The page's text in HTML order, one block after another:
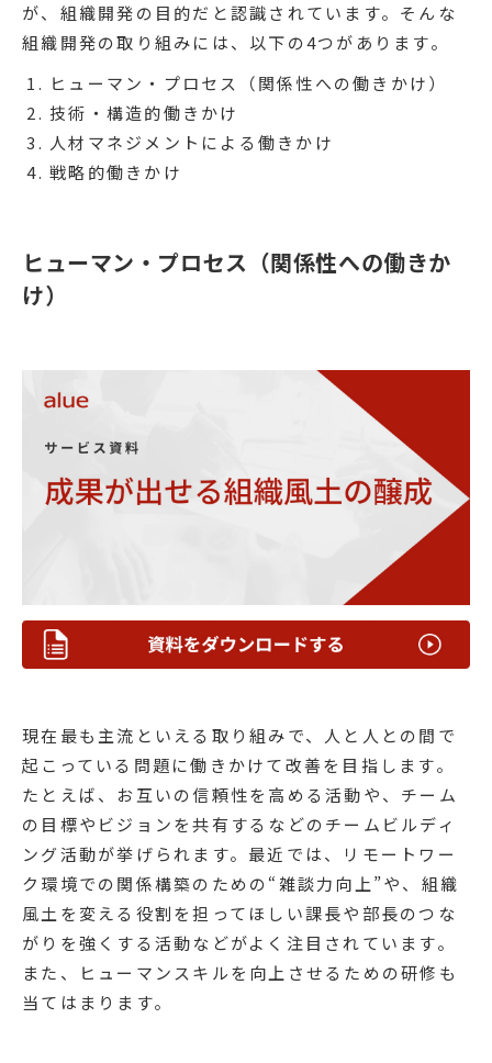
が、組織開発の目的だと認識されています。そんな
組織開発の取り組みには、以下の4つがあります。
ヒューマン・プロセス（関係性への働きかけ）
技術・構造的働きかけ
人材マネジメントによる働きかけ
戦略的働きかけ
ヒューマン・プロセス（関係性への働きか
け）
現在最も主流といえる取り組みで、人と人との間で
起こっている問題に働きかけて改善を目指します。
たとえば、お互いの信頼性を高める活動や、チーム
の目標やビジョンを共有するなどのチームビルディ
ング活動が挙げられます。最近では、リモートワー
ク環境での関係構築のための“雑談力向上”や、組織
風土を変える役割を担ってほしい課長や部長のつな
がりを強くする活動などがよく注目されています。
また、ヒューマンスキルを向上させるための研修も
当てはまります。